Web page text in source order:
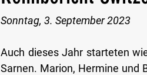
Sonntag, 3. September 2023
Auch dieses Jahr starteten
Sarnen. Marion, Hermine und